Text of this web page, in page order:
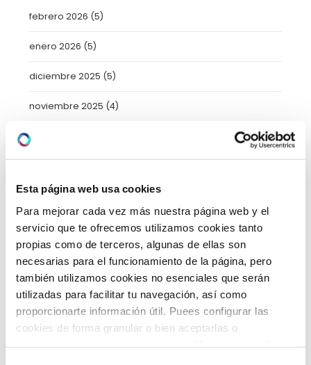
Esta página web usa cookies
Para mejorar cada vez más nuestra página web y el
servicio que te ofrecemos utilizamos cookies tanto
propias como de terceros, algunas de ellas son
necesarias para el funcionamiento de la página, pero
también utilizamos cookies no esenciales que serán
utilizadas para facilitar tu navegación, así como
proporcionarte información útil. Puees configurar las
cookies de forma granular o bien aceptarlas o
febrero 2026 (5)
enero 2026 (5)
diciembre 2025 (5)
noviembre 2025 (4)
octubre 2025
agosto 2025(2)
julio 2025(7)
junio 2025
mayo 2025(6)
abril 2025(8)
marzo 2025(8)